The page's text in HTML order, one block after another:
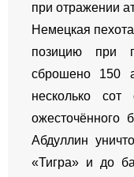
при отражении
Немецкая
позицию при
сброшено 150
несколько
ожесточённого
Абдуллин
«Тигра» и до